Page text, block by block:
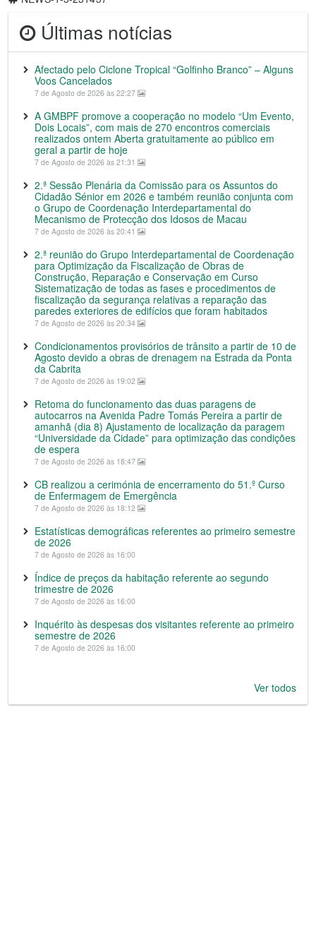
Últimas notícias
Afectado pelo Ciclone Tropical “Golfinho Branco” – Alguns
Voos Cancelados
7 de Agosto de 2026 às 22:27
A GMBPF promove a cooperação no modelo “Um Evento,
Dois Locais”, com mais de 270 encontros comerciais
realizados ontem Aberta gratuitamente ao público em
geral a partir de hoje
7 de Agosto de 2026 às 21:31
2.ª Sessão Plenária da Comissão para os Assuntos do
Cidadão Sénior em 2026 e também reunião conjunta com
o Grupo de Coordenação Interdepartamental do
Mecanismo de Protecção dos Idosos de Macau
7 de Agosto de 2026 às 20:41
2.ª reunião do Grupo Interdepartamental de Coordenação
para Optimização da Fiscalização de Obras de
Construção, Reparação e Conservação em Curso
Sistematização de todas as fases e procedimentos de
fiscalização da segurança relativas a reparação das
paredes exteriores de edifícios que foram habitados
7 de Agosto de 2026 às 20:34
Condicionamentos provisórios de trânsito a partir de 10 de
Agosto devido a obras de drenagem na Estrada da Ponta
da Cabrita
7 de Agosto de 2026 às 19:02
Retoma do funcionamento das duas paragens de
autocarros na Avenida Padre Tomás Pereira a partir de
amanhã (dia 8) Ajustamento de localização da paragem
“Universidade da Cidade” para optimização das condições
de espera
7 de Agosto de 2026 às 18:47
CB realizou a cerimónia de encerramento do 51.º Curso
de Enfermagem de Emergência
7 de Agosto de 2026 às 18:12
Estatísticas demográficas referentes ao primeiro semestre
de 2026
7 de Agosto de 2026 às 16:00
Índice de preços da habitação referente ao segundo
trimestre de 2026
7 de Agosto de 2026 às 16:00
Inquérito às despesas dos visitantes referente ao primeiro
semestre de 2026
7 de Agosto de 2026 às 16:00
Ver todos